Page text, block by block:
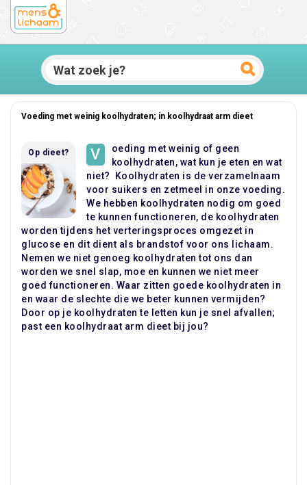
Voeding met weinig koolhydraten; in koolhydraat arm dieet
Op dieet? V
oeding met weinig of geen
koolhydraten, wat kun je eten en wat
niet? Koolhydraten is de verzamelnaam
voor suikers en zetmeel in onze voeding.
We hebben koolhydraten nodig om goed
te kunnen functioneren, de koolhydraten
worden tijdens het verteringsproces omgezet in
glucose en dit dient als brandstof voor ons lichaam.
Nemen we niet genoeg koolhydraten tot ons dan
worden we snel slap, moe en kunnen we niet meer
goed functioneren. Waar zitten goede koolhydraten in
en waar de slechte die we beter kunnen vermijden?
Door op je koolhydraten te letten kun je snel afvallen;
past een koolhydraat arm dieet bij jou?